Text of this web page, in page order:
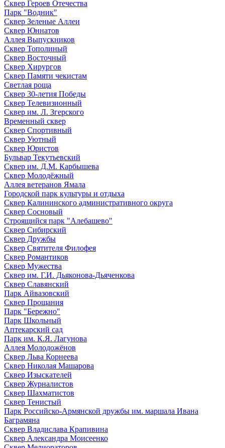
Сквер Героев Отечества
Парк "Водник"
Сквер Зеленые Аллеи
Сквер Юннатов
Аллея Выпускников
Сквер Тополиный
Сквер Восточный
Сквер Хирургов
Сквер Памяти чекистам
Светлая роща
Сквер 30-летия Победы
Сквер Телевизионный
Сквер им. Л. Згерского
Временный сквер
Сквер Спортивный
Сквер Уютный
Сквер Юристов
Бульвар Текутьевский
Сквер им. Д.М. Карбышева
Сквер Молодёжный
Аллея ветеранов Ямала
Городской парк культуры и отдыха
Сквер Калининского административного округа
Сквер Сосновый
Строящийся парк "Алебашево"
Сквер Сибирский
Сквер Дружбы
Сквер Святителя Филофея
Сквер Романтиков
Сквер Мужества
Сквер им. Г.И. Дьяконова-Дьяченкова
Сквер Славянский
Парк Айвазовский
Сквер Прощания
Парк "Бережно"
Парк Школьный
Аптекарский сад
Парк им. К.Я. Лагунова
Аллея Молодожёнов
Сквер Льва Корнеева
Сквер Николая Машарова
Сквер Изыскателей
Сквер Журналистов
Сквер Шахматистов
Сквер Тенистый
Парк Российско-Армянской дружбы им. маршала Ивана
Баграмяна
Сквер Владислава Крапивина
Сквер Александра Моисеенко